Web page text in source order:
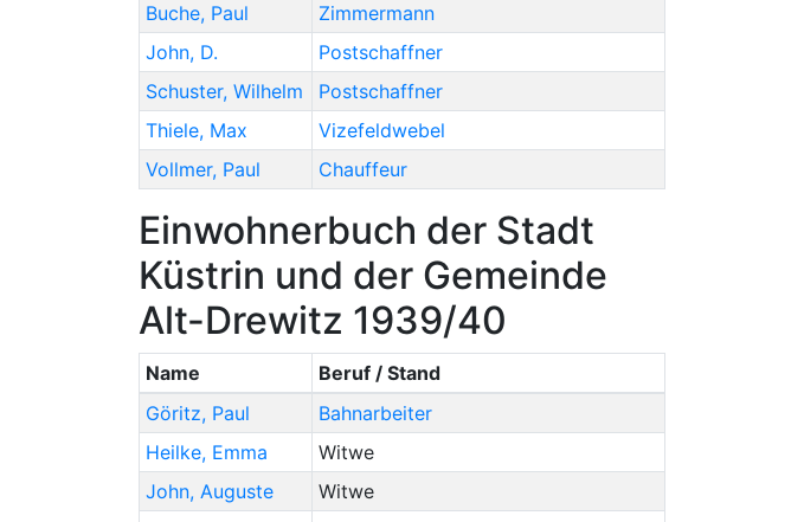
Buche, Paul
Zimmermann
John, D.
Postschaffner
Schuster, Wilhelm
Postschaffner
Thiele, Max
Vizefeldwebel
Vollmer, Paul Chauffeur
Einwohnerbuch der Stadt
Küstrin und der Gemeinde
Alt-Drewitz 1939/40
Name
Beruf / Stand
Göritz, Paul
Bahnarbeiter
Heilke, Emma
Witwe
John, Auguste
Witwe